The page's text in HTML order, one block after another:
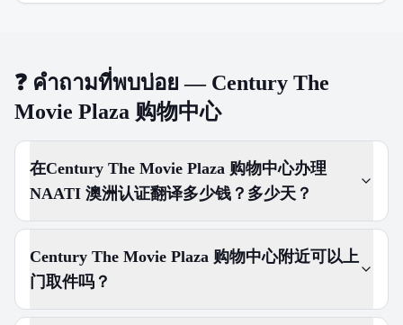
❓ คำถามที่พบบ่อย — Century The
Movie Plaza 购物中心
在Century The Movie Plaza 购物中心办理
NAATI 澳洲认证翻译多少钱？多少天？
Century The Movie Plaza 购物中心附近可以上
门取件吗？